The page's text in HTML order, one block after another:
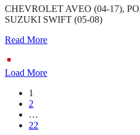
CHEVROLET AVEO (04-17),
SUZUKI SWIFT (05-08)
Read More
Load More
1
2
…
22